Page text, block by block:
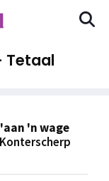
Tetaal
'n wage